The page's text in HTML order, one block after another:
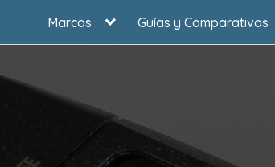
Marcas Guías y Comparativas